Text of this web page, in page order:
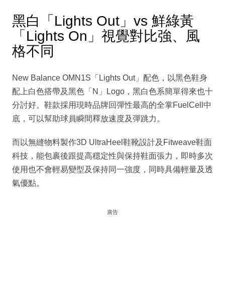
黑白「Lights Out」vs 鮮綠黃
「Lights On」視覺對比強、風
格不同
New Balance OMN1S「Lights Out」配色，以黑色鞋身
配上白色搭帶及黑色「N」Logo，黑白色系簡單得來也十
分討好。鞋款採用現時品牌回彈性最高的全掌FuelCell中
底，可以幫助球員瞬間釋放速度及彈跳力。
而以無縫物料製作3D UltraHeel鞋靴設計及Fitweave鞋面
科技，能包裹後跟提高穩定性與保持鞋面張力，即時多次
使用也不會輕易變型及保持同一強度，同時具備輕量及透
氣優點。
廣告